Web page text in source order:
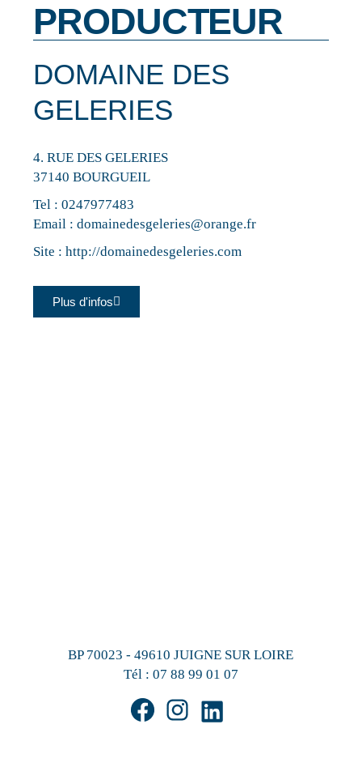
PRODUCTEUR
DOMAINE DES
GELERIES
4. RUE DES GELERIES
37140 BOURGUEIL
Tel :0247977483
Email :domainedesgeleries@orange.fr
Site :http://domainedesgeleries.com
Plus d'infos
BP 70023 - 49610 JUIGNE SUR LOIRE
Tél : 07 88 99 01 07